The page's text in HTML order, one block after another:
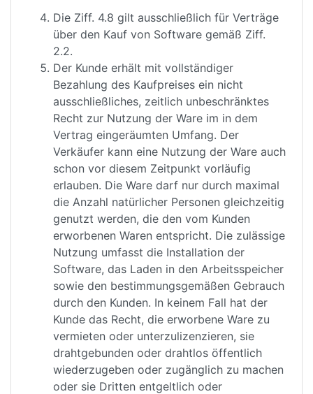
Die Ziff. 4.8 gilt ausschließlich für Verträge
über den Kauf von Software gemäß Ziff.
2.2.
Der Kunde erhält mit vollständiger
Bezahlung des Kaufpreises ein nicht
ausschließliches, zeitlich unbeschränktes
Recht zur Nutzung der Ware im in dem
Vertrag eingeräumten Umfang. Der
Verkäufer kann eine Nutzung der Ware auch
schon vor diesem Zeitpunkt vorläufig
erlauben. Die Ware darf nur durch maximal
die Anzahl natürlicher Personen gleichzeitig
genutzt werden, die den vom Kunden
erworbenen Waren entspricht. Die zulässige
Nutzung umfasst die Installation der
Software, das Laden in den Arbeitsspeicher
sowie den bestimmungsgemäßen Gebrauch
durch den Kunden. In keinem Fall hat der
Kunde das Recht, die erworbene Ware zu
vermieten oder unterzulizenzieren, sie
drahtgebunden oder drahtlos öffentlich
wiederzugeben oder zugänglich zu machen
oder sie Dritten entgeltlich oder